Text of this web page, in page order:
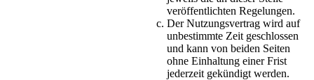
veröffentlichten Regelungen.
Der Nutzungsvertrag wird auf
unbestimmte Zeit geschlossen
und kann von beiden Seiten
ohne Einhaltung einer Frist
jederzeit gekündigt werden.